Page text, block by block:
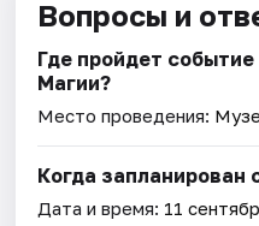
Вопросы и
Где пройдет
Магии?
Место проведения:
Когда запланирован
Дата и время: 11